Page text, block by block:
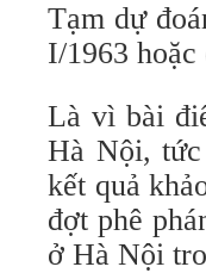
Tạm dự
I/1963
Là vì bài
Hà Nội, tức
kết quả
đợt phê
ở Hà Nội